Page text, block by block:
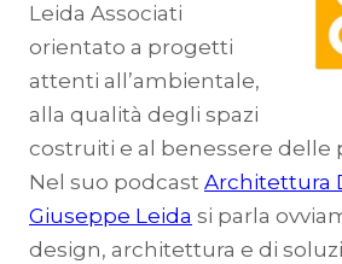
Leida Associati
orientato a progetti
attenti all’ambientale,
alla qualità degli spazi
costruiti e al benessere delle
Nel suo podcast Architettura
Giuseppe Leida si parla
design, architettura e di